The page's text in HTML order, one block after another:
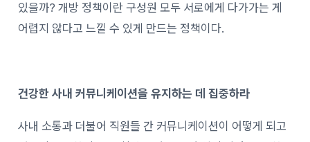
있을까? 개방 정책이란 구성원 모두 서로에게 다가가는 게
어렵지 않다고 느낄 수 있게 만드는 정책이다.
건강한 사내 커뮤니케이션을 유지하는 데 집중하라
사내 소통과 더불어 직원들 간 커뮤니케이션이 어떻게 되고